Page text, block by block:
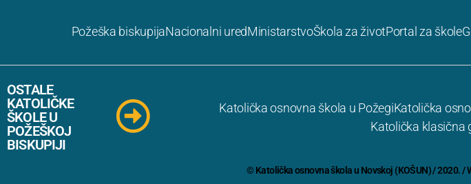
Požeška biskupijaNacionalni uredMinistarstvoŠkola za životPortal za škole
OSTALE
KATOLIČKE
ŠKOLE U
POŽEŠKOJ
BISKUPIJI
Katolička osnovna škola u PožegiKatolička
Katolička klasična
© Katolička osnovna škola u Novskoj (KOŠUN) / 2020. /